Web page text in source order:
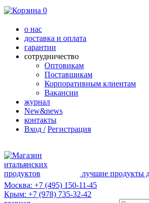
0
о нас
доставка и оплата
гарантии
сотрудничество
Оптовикам
Поставщикам
Корпоративным клиентам
Вакансии
журнал
New&news
контакты
Вход / Регистрация
лучшие продукты
Москва: +7 (495) 150-11-45
Крым: +7 (978) 735-32-42